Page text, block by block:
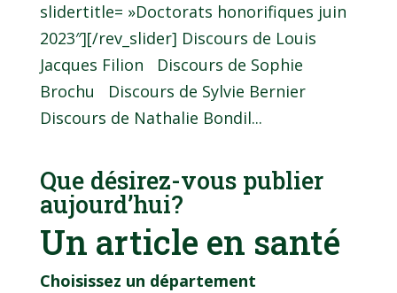
slidertitle= »Doctorats honorifiques juin
2023″][/rev_slider] Discours de Louis
Jacques Filion Discours de Sophie
Brochu Discours de Sylvie Bernier
Discours de Nathalie Bondil...
Que désirez-vous publier
aujourd’hui?
Un article en santé
Choisissez un département